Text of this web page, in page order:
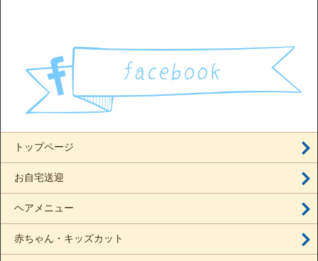
トップページ
お自宅送迎
ヘアメニュー
赤ちゃん・キッズカット